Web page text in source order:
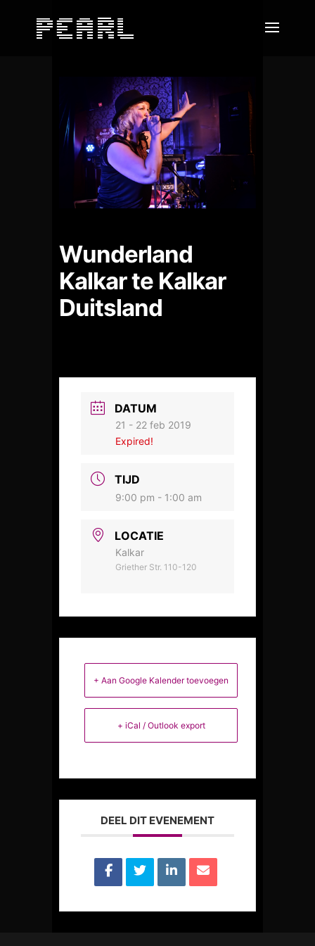
Wunderland
Kalkar te Kalkar
Duitsland
DATUM
21 - 22 feb 2019
Expired!
TIJD
9:00 pm - 1:00 am
LOCATIE
Kalkar
Griether Str. 110-120
+ Aan Google Kalender toevoegen
+ iCal / Outlook export
DEEL DIT EVENEMENT